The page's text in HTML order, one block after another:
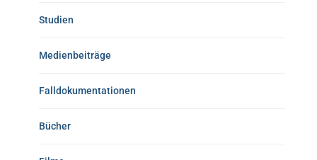
Studien
Medienbeiträge
Falldokumentationen
Bücher